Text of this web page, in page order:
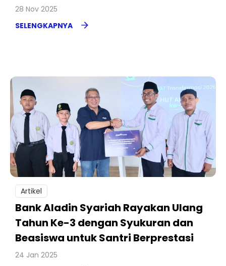
28 Nov 2025
SELENGKAPNYA
Artikel
Bank Aladin Syariah Rayakan Ulang
Tahun Ke-3 dengan Syukuran dan
Beasiswa untuk Santri Berprestasi
24 Jan 2025